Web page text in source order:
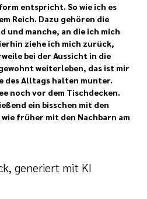
entspricht. So wie ich es
Reich. Dazu gehören die
und manche, an die ich mich
ziehe ich mich zurück,
bei der Aussicht in die
weiterleben, das ist mir
des Alltags halten munter.
noch vor dem Tischdecken.
ein bisschen mit den
früher mit den Nachbarn am
generiert mit KI